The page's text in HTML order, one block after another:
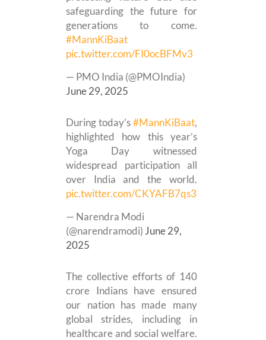
safeguarding the future for
generations to come.
#MannKiBaat
pic.twitter.com/FI0ocBFMv3
— PMO India (@PMOIndia)
June 29, 2025
During today’s#MannKiBaat,
highlighted how this year’s
Yoga Day witnessed
widespread participation all
over India and the world.
pic.twitter.com/CKYAFB7qs3
— Narendra Modi
(@narendramodi) June 29,
2025
The collective efforts of 140
crore Indians have ensured
our nation has made many
global strides, including in
healthcare and social welfare.